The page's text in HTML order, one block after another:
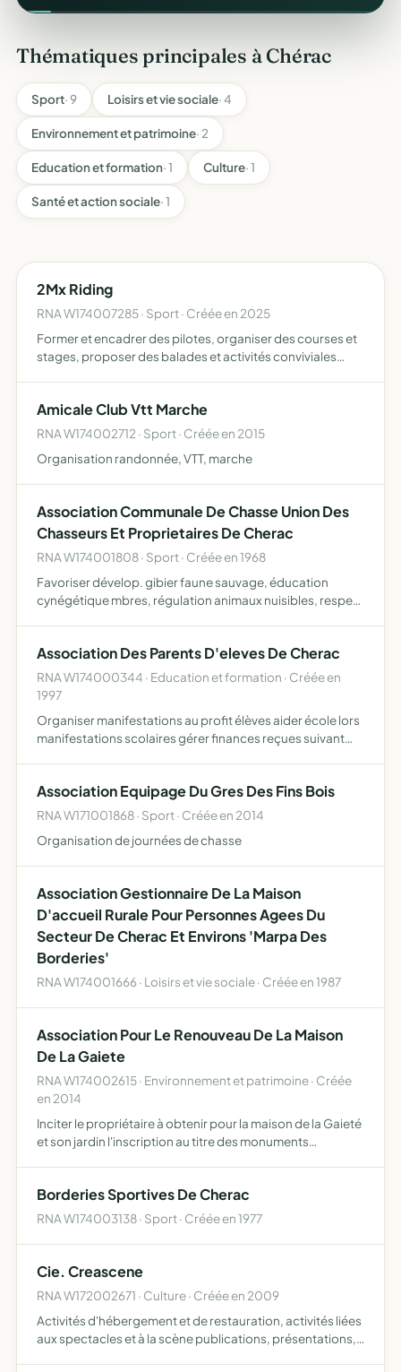
Thématiques principales à Chérac
Sport· 9 Loisirs et vie sociale· 4
Environnement et patrimoine· 2
Education et formation· 1 Culture· 1
Santé et action sociale· 1
2Mx Riding
RNA W174007285 · Sport · Créée en 2025
Former et encadrer des pilotes, organiser des courses et
stages, proposer des balades et activités conviviales
Amicale Club Vtt Marche
RNA W174002712 · Sport · Créée en 2015
Organisation randonnée, VTT, marche
Association Communale De Chasse Union Des
Chasseurs Et Proprietaires De Cherac
RNA W174001808 · Sport · Créée en 1968
Favoriser dévelop. gibier faune sauvage, éducation
cynégétique mbres, régulation animaux nuisibles, respect
Association Des Parents D'eleves De Cherac
RNA W174000344 · Education et formation · Créée en
1997
Organiser manifestations au profit élèves aider école lors
manifestations scolaires gérer finances reçues suivant
Association Equipage Du Gres Des Fins Bois
RNA W171001868 · Sport · Créée en 2014
Organisation de journées de chasse
Association Gestionnaire De La Maison
D'accueil Rurale Pour Personnes Agees Du
Secteur De Cherac Et Environs 'Marpa Des
Borderies'
RNA W174001666 · Loisirs et vie sociale · Créée en 1987
Association Pour Le Renouveau De La Maison
De La Gaiete
RNA W174002615 · Environnement et patrimoine · Créée
en 2014
Inciter le propriétaire à obtenir pour la maison de la Gaieté
et son jardin l'inscription au titre des monuments
la …
Borderies Sportives De Cherac
RNA W174003138 · Sport · Créée en 1977
Cie. Creascene
RNA W172002671 · Culture · Créée en 2009
Activités d'hébergement et de restauration, activités liées
aux spectacles et à la scène publications, présentations,